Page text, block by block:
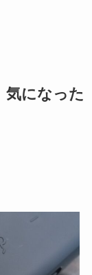
気になった